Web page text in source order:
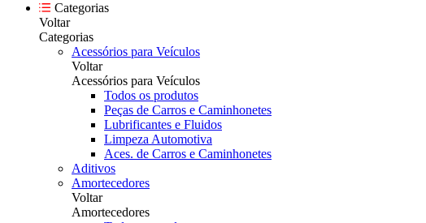
Categorias
Voltar
Categorias
Acessórios para Veículos
Voltar
Acessórios para Veículos
Todos os produtos
Peças de Carros e Caminhonetes
Lubrificantes e Fluidos
Limpeza Automotiva
Aces. de Carros e Caminhonetes
Aditivos
Amortecedores
Voltar
Amortecedores